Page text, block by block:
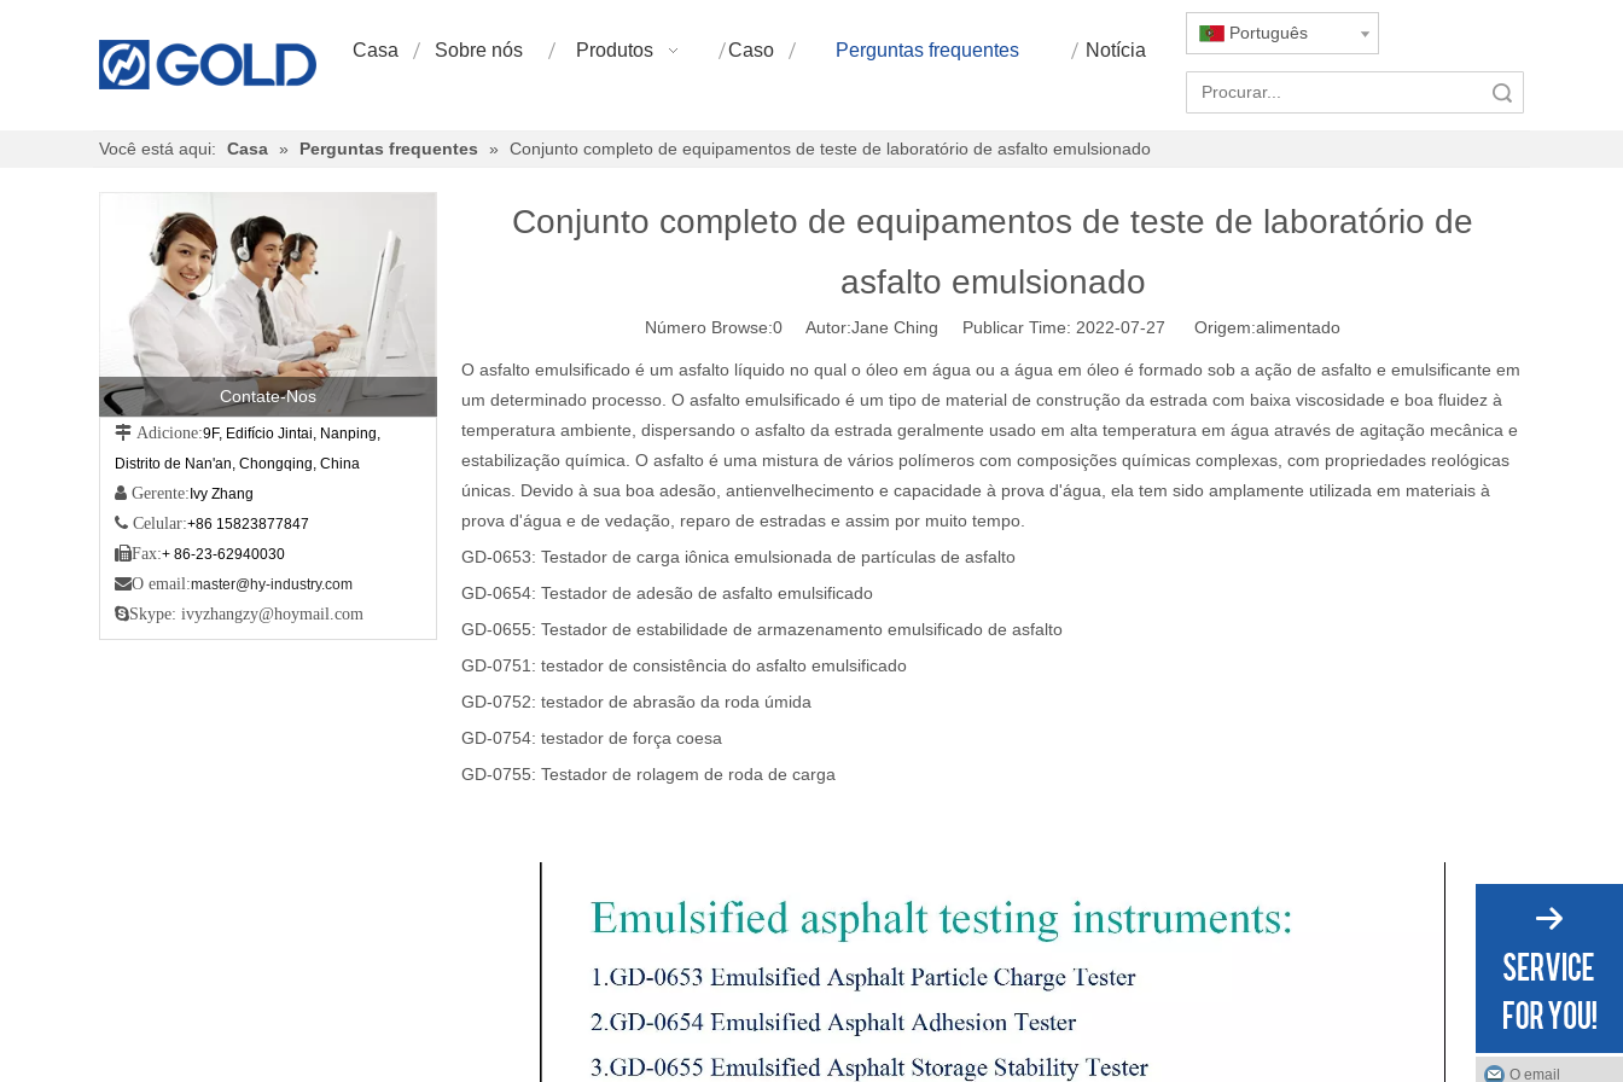
Casa Sobre nós Produtos Caso Perguntas frequentes Notícia
Português
Você está aqui: Casa » Perguntas frequentes » Conjunto completo de equipamentos de teste de laboratório de asfalto emulsionado
Contate-Nos
 Adicione:9F, Edifício Jintai, Nanping,
Distrito de Nan'an, Chongqing, China
 Gerente: Ivy Zhang
 Celular:+86 15823877847
Fax:+ 86-23-62940030
O email:master@hy-industry.com
Skype: ivyzhangzy@hoymail.com
Conjunto completo de equipamentos de teste de laboratório de
asfalto emulsionado
Número Browse:0 Autor:Jane Ching Publicar Time: 2022-07-27 Origem:alimentado
O asfalto emulsificado é um asfalto líquido no qual o óleo em água ou a água em óleo é formado sob a ação de asfalto e emulsificante em
um determinado processo. O asfalto emulsificado é um tipo de material de construção da estrada com baixa viscosidade e boa fluidez à
temperatura ambiente, dispersando o asfalto da estrada geralmente usado em alta temperatura em água através de agitação mecânica e
estabilização química. O asfalto é uma mistura de vários polímeros com composições químicas complexas, com propriedades reológicas
únicas. Devido à sua boa adesão, antienvelhecimento e capacidade à prova d'água, ela tem sido amplamente utilizada em materiais à
prova d'água e de vedação, reparo de estradas e assim por muito tempo.
GD-0653: Testador de carga iônica emulsionada de partículas de asfalto
GD-0654: Testador de adesão de asfalto emulsificado
GD-0655: Testador de estabilidade de armazenamento emulsificado de asfalto
GD-0751: testador de consistência do asfalto emulsificado
GD-0752: testador de abrasão da roda úmida
GD-0754: testador de força coesa
GD-0755: Testador de rolagem de roda de carga
O email